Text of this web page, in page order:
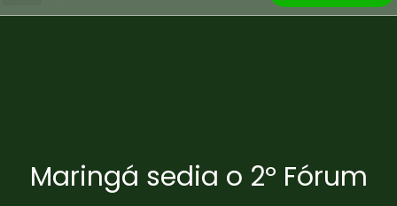
Maringá sedia o 2º Fórum